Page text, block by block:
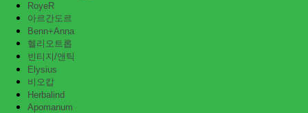
RoyeR
아르간도르
Benn+Anna
헬리오트롭
빈티지/앤틱
Elysius
비오캅
Herbalind
Apomanum